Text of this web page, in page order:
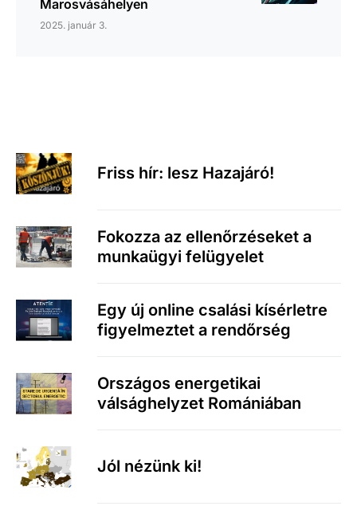
Marosvásáhelyen
2025. január 3.
Friss hír: lesz Hazajáró!
Fokozza az ellenőrzéseket a
munkaügyi felügyelet
Egy új online csalási kísérletre
figyelmeztet a rendőrség
Országos energetikai
válsághelyzet Romániában
Jól nézünk ki!